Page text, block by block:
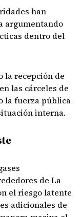
han
argumentando
dentro del
la recepción de
las cárceles de
la fuerza pública
interna.
de La
el riesgo latente
adicionales de